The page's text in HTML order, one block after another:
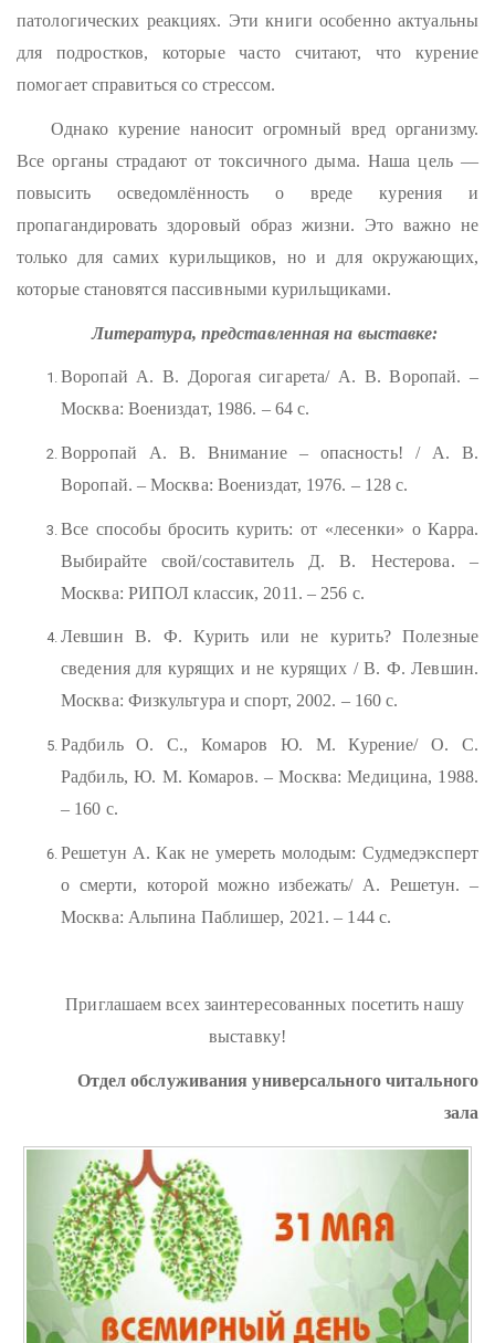
патологических реакциях. Эти книги особенно актуальны
для подростков, которые часто считают, что курение
помогает справиться со стрессом.
Однако курение наносит огромный вред организму.
Все органы страдают от токсичного дыма. Наша цель —
повысить осведомлённость о вреде курения и
пропагандировать здоровый образ жизни. Это важно не
только для самих курильщиков, но и для окружающих,
которые становятся пассивными курильщиками.
Литература, представленная на выставке:
Воропай А. В. Дорогая сигарета/ А. В. Воропай. –
Москва: Воениздат, 1986. – 64 с.
Ворропай А. В. Внимание – опасность! / А. В.
Воропай. – Москва: Воениздат, 1976. – 128 с.
Все способы бросить курить: от «лесенки» о Карра.
Выбирайте свой/составитель Д. В. Нестерова. –
Москва: РИПОЛ классик, 2011. – 256 с.
Левшин В. Ф. Курить или не курить? Полезные
сведения для курящих и не курящих / В. Ф. Левшин.
Москва: Физкультура и спорт, 2002. – 160 с.
Радбиль О. С., Комаров Ю. М. Курение/ О. С.
Радбиль, Ю. М. Комаров. – Москва: Медицина, 1988.
– 160 с.
Решетун А. Как не умереть молодым: Судмедэксперт
о смерти, которой можно избежать/ А. Решетун. –
Москва: Альпина Паблишер, 2021. – 144 с.
Приглашаем всех заинтересованных посетить нашу
выставку!
Отдел обслуживания универсального читального
зала